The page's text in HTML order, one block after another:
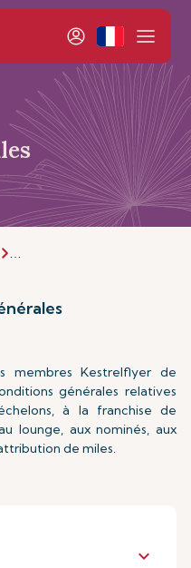
membres Kestrelflyer de
générales relatives
à la franchise de
lounge, aux nominés, aux
de miles.
keyboard_arrow_down